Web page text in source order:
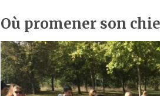
Où promener son